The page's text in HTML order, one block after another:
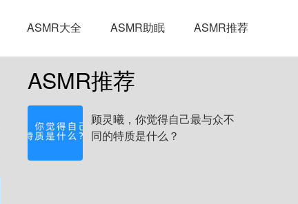
ASMR大全 ASMR助眠 ASMR推荐
ASMR推荐
顾灵曦，你觉得自己最与众不
同的特质是什么？